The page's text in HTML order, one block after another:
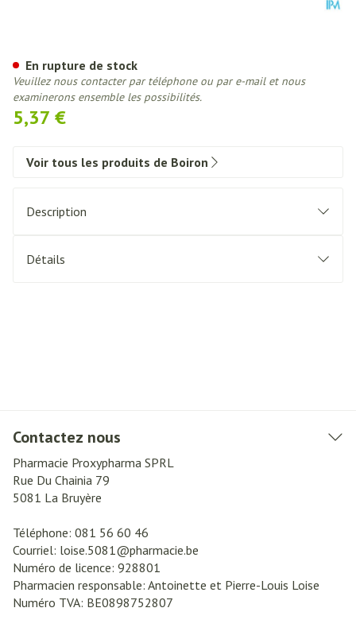
5,37 €
En rupture de stock
Veuillez nous contacter par téléphone ou par e-mail et nous
examinerons ensemble les possibilités.
Voir tous les produits de Boiron
Description
Détails
Contactez nous
Pharmacie Proxypharma SPRL
Rue Du Chainia 79
5081 La Bruyère
Téléphone: 081 56 60 46
Courriel: loise.5081@pharmacie.be
Numéro de licence: 928801
Pharmacien responsable: Antoinette et Pierre-Louis Loise
Numéro TVA: BE0898752807